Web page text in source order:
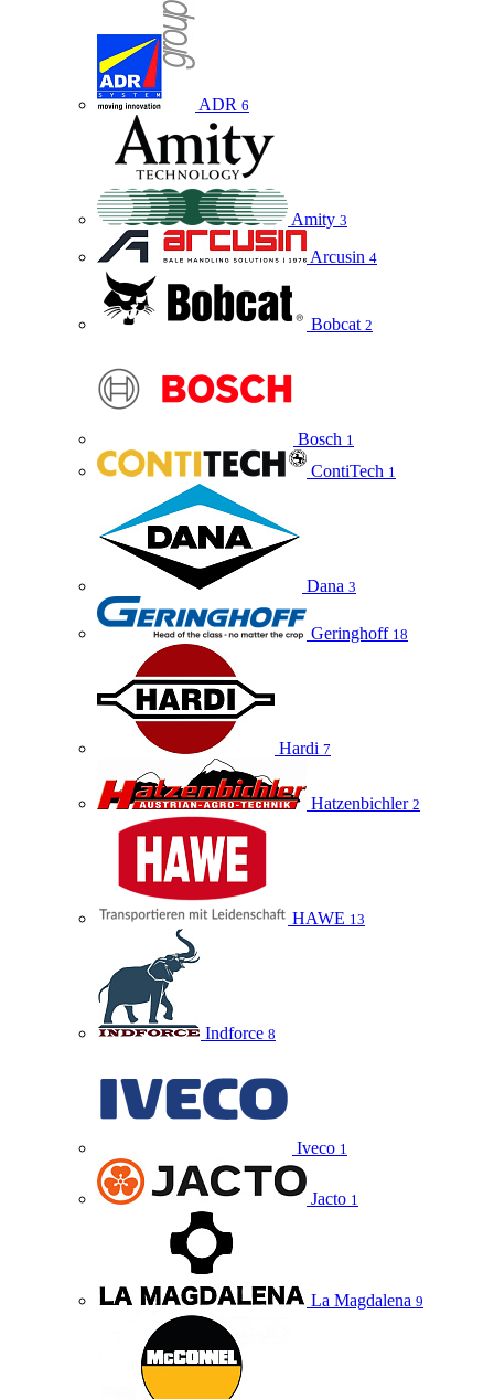
ADR 6
Amity 3
Arcusin 4
Bobcat 2
Bosch 1
ContiTech 1
Dana 3
Geringhoff 18
Hardi 7
Hatzenbichler 2
HAWE 13
Indforce 8
Iveco 1
Jacto 1
La Magdalena 9